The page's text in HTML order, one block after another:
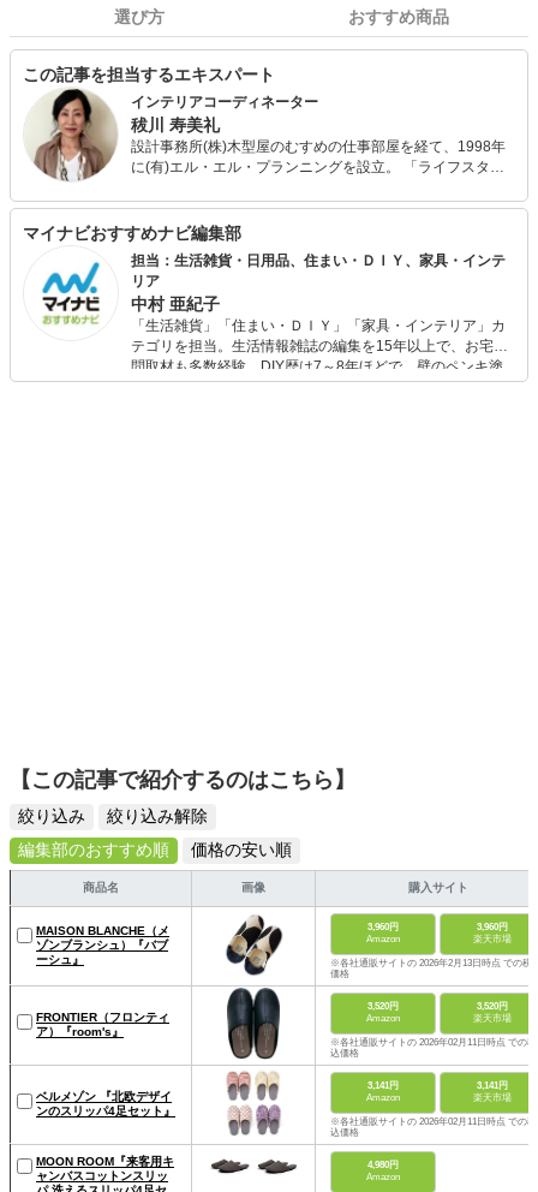
選び方 おすすめ商品
この記事を担当するエキスパート
インテリアコーディネーター
秡川 寿美礼
設計事務所(株)木型屋のむすめの仕事部屋を経て、1998年
に(有)エル・エル・プランニングを設立。 「ライフスタイ
計手法で、家具、カーテンなどのセ レクトから、造作家具
やリフォームの設計まで、トータルなインテリア空間デザ
インを得意としている。インテリアコーディネーター、マ
ンションリフォームマネジャーの資格を持つ。
マイナビおすすめナビ編集部
担当：生活雑貨・日用品、住まい・ＤＩＹ、家具・インテ
リア
中村 亜紀子
「生活雑貨」「住まい・ＤＩＹ」「家具・インテリア」カ
テゴリを担当。生活情報雑誌の編集を15年以上で、お宅訪
問取材も多数経験。DIY歴は7～8年ほどで、壁のペンキ塗
りや壁紙チェンジなどもチャレンジ済み。初心者でもモノ
【この記事で紹介するのはこちら】
絞り込み
絞り込み解除
編集部のおすすめ順
価格の安い順
商品名 画像 購入サイト
MAISON BLANCHE（メ
ゾンブランシュ）『バブ
ーシュ』
3,960円
Amazon
3,960円
楽天市場
※各社通販サイトの 2026年2月13日時点 での税
価格
FRONTIER（フロンティ
ア）『room's』
3,520円
Amazon
3,520円
楽天市場
※各社通販サイトの 2026年02月11日時点 での税
込価格
ベルメゾン 『北欧デザイ
ンのスリッパ4足セット』
3,141円
Amazon
3,141円
楽天市場
※各社通販サイトの 2026年02月11日時点 での税
込価格
MOON ROOM『来客用キ
ャンバスコットンスリッ
4,980円
Amazon